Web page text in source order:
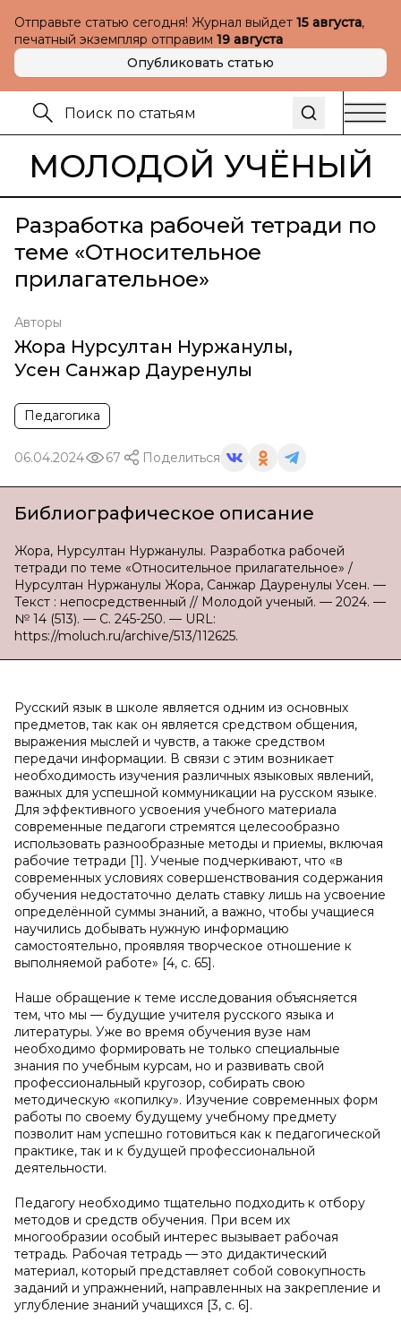
Отправьте статью сегодня! Журнал выйдет 15 августа,
печатный экземпляр отправим 19 августа
Опубликовать статью
МОЛОДОЙ УЧЁНЫЙ
Разработка рабочей тетради по
теме «Относительное
прилагательное»
Авторы
Жора Нурсултан Нуржанулы,
Усен Санжар Дауренулы
Педагогика
06.04.2024 67 Поделиться
Библиографическое описание
Жора, Нурсултан Нуржанулы. Разработка рабочей
тетради по теме «Относительное прилагательное» /
Нурсултан Нуржанулы Жора, Санжар Дауренулы Усен. —
Текст : непосредственный // Молодой ученый. — 2024. —
№ 14 (513). — С. 245-250. — URL:
https://moluch.ru/archive/513/112625.
Русский язык в школе является одним из основных
предметов, так как он является средством общения,
выражения мыслей и чувств, а также средством
передачи информации. В связи с этим возникает
необходимость изучения различных языковых явлений,
важных для успешной коммуникации на русском языке.
Для эффективного усвоения учебного материала
современные педагоги стремятся целесообразно
использовать разнообразные методы и приемы, включая
рабочие тетради [1]. Ученые подчеркивают, что «в
современных условиях совершенствования содержания
обучения недостаточно делать ставку лишь на усвоение
определённой суммы знаний, а важно, чтобы учащиеся
научились добывать нужную информацию
самостоятельно, проявляя творческое отношение к
выполняемой работе» [4, с. 65].
Наше обращение к теме исследования объясняется
тем, что мы — будущие учителя русского языка и
литературы. Уже во время обучения вузе нам
необходимо формировать не только специальные
знания по учебным курсам, но и развивать свой
профессиональный кругозор, собирать свою
методическую «копилку». Изучение современных форм
работы по своему будущему учебному предмету
позволит нам успешно готовиться как к педагогической
практике, так и к будущей профессиональной
деятельности.
Педагогу необходимо тщательно подходить к отбору
методов и средств обучения. При всем их
многообразии особый интерес вызывает рабочая
тетрадь. Рабочая тетрадь — это дидактический
материал, который представляет собой совокупность
заданий и упражнений, направленных на закрепление и
углубление знаний учащихся [3, с. 6].